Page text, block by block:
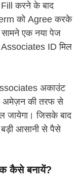
Fill करने के बाद
को Agree करके
एक नया पेज
ID मिल
अकाउंट
अमेज़न की तरफ से
जायेगा। जिसके बाद
आसानी से पैसे
कैसे बनायें?